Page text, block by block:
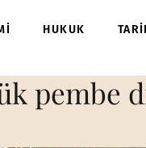
HUKUK
pembe